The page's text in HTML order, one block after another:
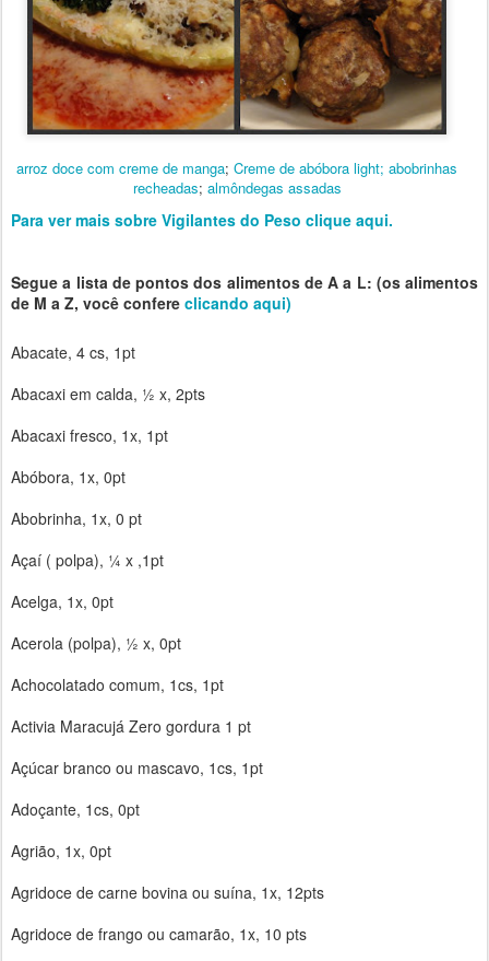
arroz doce com creme de manga; Creme de abóbora light; abobrinhas
recheadas; almôndegas assadas
Para ver mais sobre Vigilantes do Peso clique aqui.
Segue a lista de pontos dos alimentos de A a L: (os alimentos
de M a Z, você confere clicando aqui)
Abacate, 4 cs, 1pt
Abacaxi em calda, ½ x, 2pts
Abacaxi fresco, 1x, 1pt
Abóbora, 1x, 0pt
Abobrinha, 1x, 0 pt
Açaí ( polpa), ¼ x ,1pt
Acelga, 1x, 0pt
Acerola (polpa), ½ x, 0pt
Achocolatado comum, 1cs, 1pt
Activia Maracujá Zero gordura 1 pt
Açúcar branco ou mascavo, 1cs, 1pt
Adoçante, 1cs, 0pt
Agrião, 1x, 0pt
Agridoce de carne bovina ou suína, 1x, 12pts
Agridoce de frango ou camarão, 1x, 10 pts